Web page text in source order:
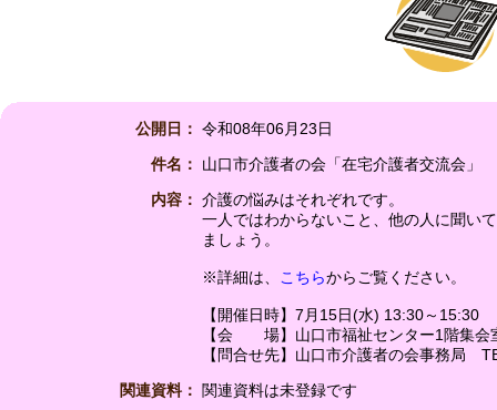
公開日： 令和08年06月23日
件名： 山口市介護者の会「在宅介護者交流会」
内容： 介護の悩みはそれぞれです。
一人ではわからないこと、他の人に聞い
ましょう。
※詳細は、 こちらからご覧ください。
【開催日時】7月15日(水) 13:30～15:30
【会 場】山口市福祉センター1階集会
【問合せ先】山口市介護者の会事務局
関連資料： 関連資料は未登録です